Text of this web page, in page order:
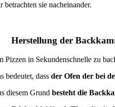
betrachten sie nacheinander.
Herstellung der
Pizzen in Sekundenschnelle zu
bedeutet, dassder Ofen der bei
diesem Grundbesteht die